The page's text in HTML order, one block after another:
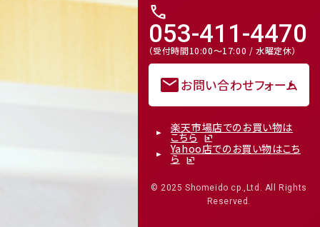
call
053-411-4470
（受付時間10:00～17:00 / 水曜定休）
mailお問い合わせフォーム
楽天市場店でのお買い物は
こちら
Yahoo店でのお買い物はこち
ら
© 2025 Shomeido cp.,Ltd. All Rights
Reserved.